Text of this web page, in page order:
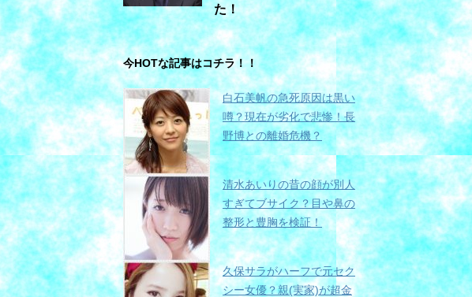
た！
今HOTな記事はコチラ！！
白石美帆の急死原因は黒い
噂？現在が劣化で悲惨！長
野博との離婚危機？
清水あいりの昔の顔が別人
すぎてブサイク？目や鼻の
整形と豊胸を検証！
久保サラがハーフで元セク
シー女優？親(実家)が超金